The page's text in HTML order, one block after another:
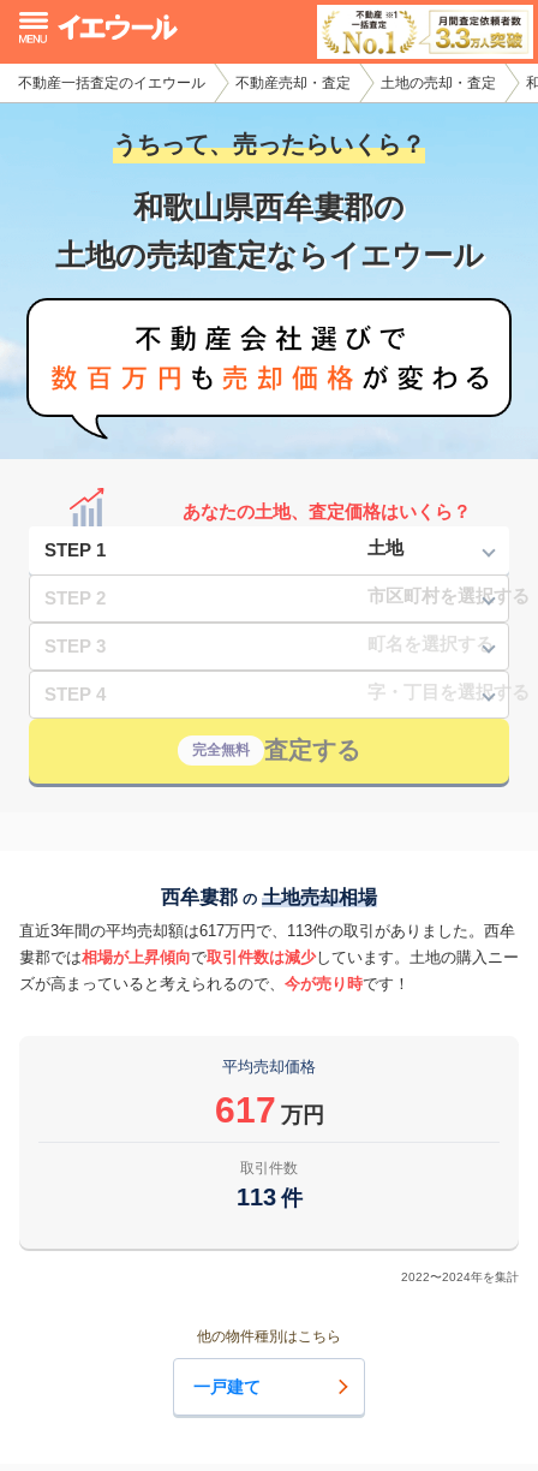
不動産一括査定のイエウール 不動産売却・査定 土地の売却・査定
うちって、売ったらいくら？
和歌山県西牟婁郡の
土地の売却査定ならイエウール
あなたの土地、査定価格はいくら？
STEP 1
STEP 2
STEP 3
STEP 4
完全無料 査定する
西牟婁郡 の 土地売却相場
直近3年間の平均売却額は617万円で、113件の取引がありました。西牟
婁郡では相場が上昇傾向で取引件数は減少しています。土地の購入ニー
ズが高まっていると考えられるので、 今が売り時です！
平均売却価格
617 万円
取引件数
113 件
2022〜2024年を集計
他の物件種別はこちら
一戸建て
イエウール加盟希望の不動産会社様
初めての方へ
不動産売却の流れ
不動産の売却・一括査定
家査定シミュレーター
お問い合わせ